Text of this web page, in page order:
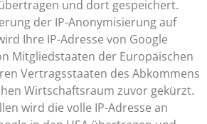
und dort gespeichert.
der IP-Anonymisierung auf
Ihre IP-Adresse von Google
Mitgliedstaaten der Europäischen
Vertragsstaaten des Abkommens
Wirtschaftsraum zuvor gekürzt.
wird die volle IP-Adresse an